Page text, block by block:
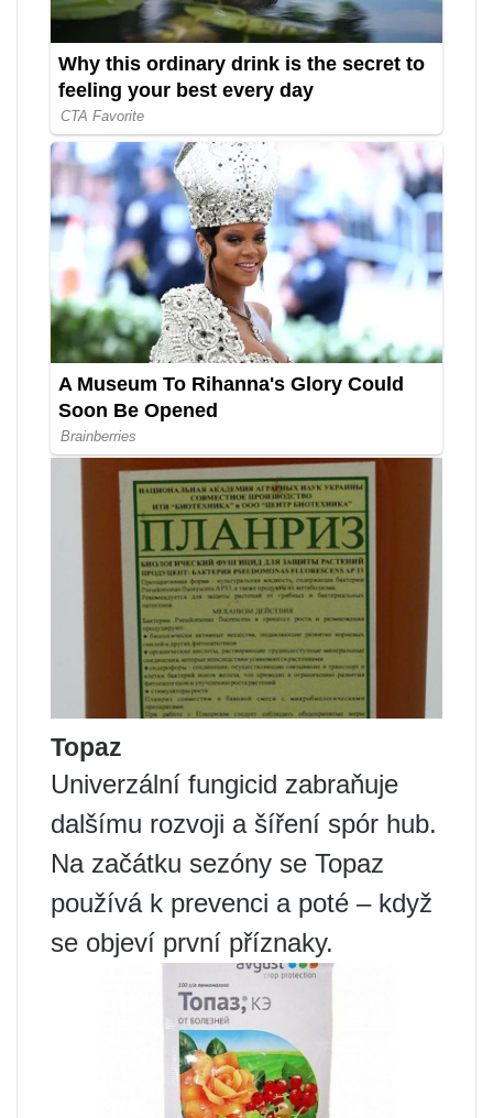
Topaz
Univerzální fungicid zabraňuje
dalšímu rozvoji a šíření spór hub.
Na začátku sezóny se Topaz
používá k prevenci a poté – když
se objeví první příznaky.